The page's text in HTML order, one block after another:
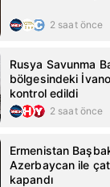
2 saat önce
Rusya Savunma
bölgesindeki
kontrol edildi
2 saat önce
Ermenistan
Azerbaycan ile
kapandı